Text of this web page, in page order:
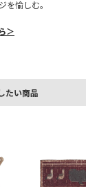
を愉しむ。
＞
たい商品